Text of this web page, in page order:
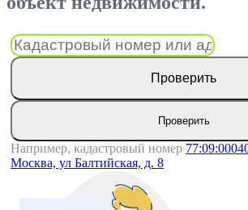
Проверить
Проверить
Например, кадастровый номер
Москва, ул Балтийская, д. 8